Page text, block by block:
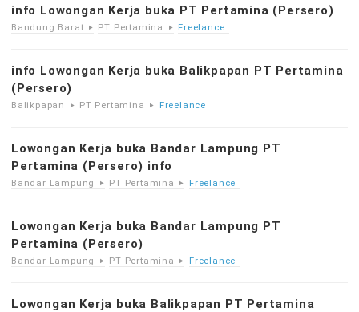
info Lowongan Kerja buka PT Pertamina (Persero)
Bandung Barat PT Pertamina Freelance
info Lowongan Kerja buka Balikpapan PT Pertamina
(Persero)
Balikpapan PT Pertamina Freelance
Lowongan Kerja buka Bandar Lampung PT
Pertamina (Persero) info
Bandar Lampung PT Pertamina Freelance
Lowongan Kerja buka Bandar Lampung PT
Pertamina (Persero)
Bandar Lampung PT Pertamina Freelance
Lowongan Kerja buka Balikpapan PT Pertamina